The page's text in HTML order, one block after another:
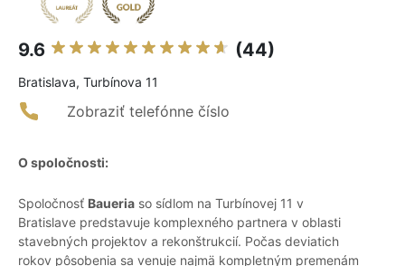
9.6 (44)
Bratislava, Turbínova 11
Zobraziť telefónne číslo
O spoločnosti:
Spoločnosť Baueria so sídlom na Turbínovej 11 v
Bratislave predstavuje komplexného partnera v oblasti
stavebných projektov a rekonštrukcií. Počas deviatich
rokov pôsobenia sa venuje najmä kompletným premenám